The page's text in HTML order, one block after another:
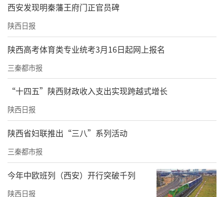
西安发现明秦藩王府门正官员碑
陕西日报
陕西高考体育类专业统考3月16日起网上报名
三秦都市报
“十四五”陕西财政收入支出实现跨越式增长
陕西日报
陕西省妇联推出“三八”系列活动
三秦都市报
今年中欧班列（西安）开行突破千列
陕西日报